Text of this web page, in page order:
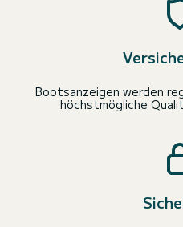
Bootsanzeigen werden
höchstmögliche